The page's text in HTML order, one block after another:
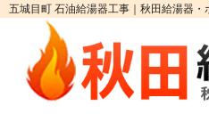
五城目町 石油給湯器工事｜秋田給湯器